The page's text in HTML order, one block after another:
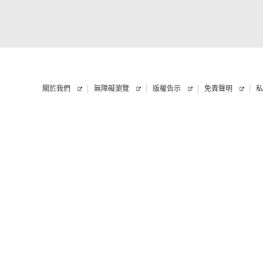
關於我們 無障礙瀏覽 版權告示 免責聲明